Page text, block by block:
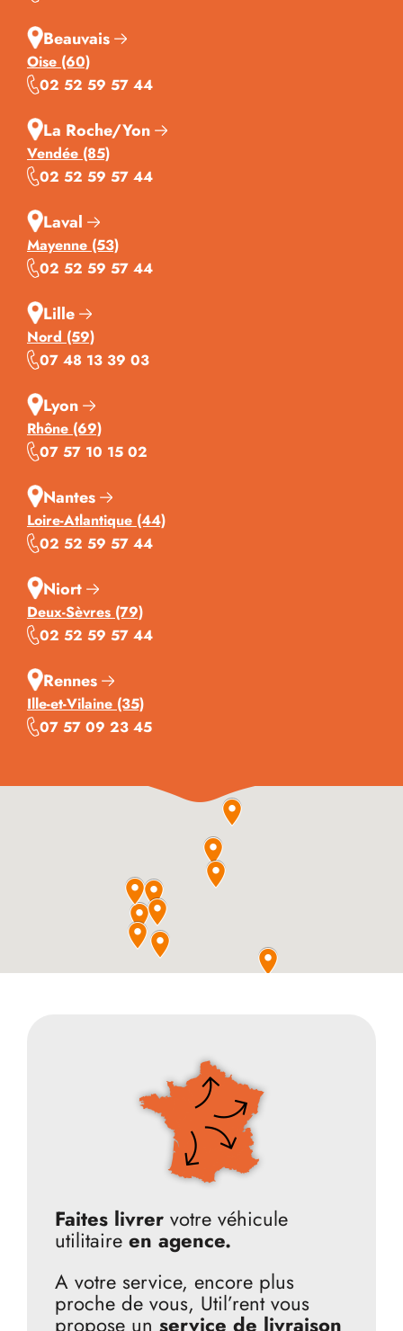
Beauvais
Oise (60)
02 52 59 57 44
La Roche/Yon
Vendée (85)
02 52 59 57 44
Laval
Mayenne (53)
02 52 59 57 44
Lille
Nord (59)
07 48 13 39 03
Lyon
Rhône (69)
07 57 10 15 02
Nantes
Loire-Atlantique (44)
02 52 59 57 44
Niort
Deux-Sèvres (79)
02 52 59 57 44
Rennes
Ille-et-Vilaine (35)
07 57 09 23 45
Faites livrervotre véhicule
utilitaire en agence.
A votre service, encore plus
proche de vous, Util’rent vous
propose un service de livraison